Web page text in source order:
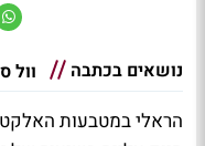
נושאים בכתבה וול
הראלי במטבעות